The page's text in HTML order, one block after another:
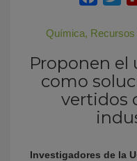
Química,
Proponen el
como
vertidos
Investigadores de la